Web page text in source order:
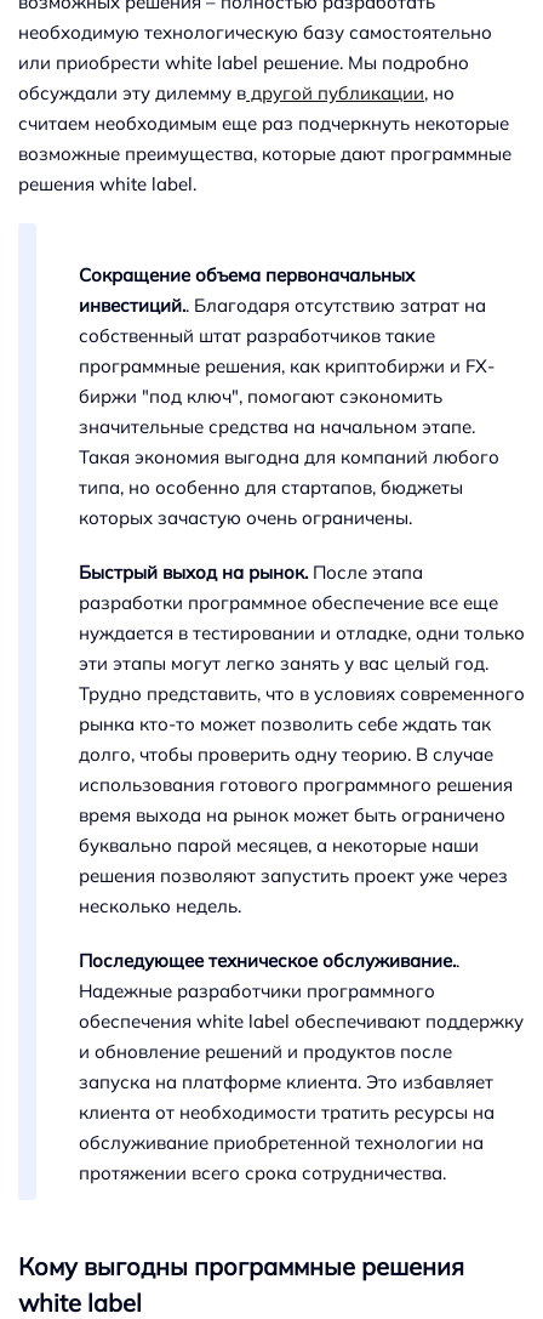
необходимую технологическую базу самостоятельно
или приобрести white label решение. Мы подробно
обсуждали эту дилемму в другой публикации, но
считаем необходимым еще раз подчеркнуть некоторые
возможные преимущества, которые дают программные
решения white label.
Сокращение объема первоначальных
инвестиций.. Благодаря отсутствию затрат на
собственный штат разработчиков такие
программные решения, как криптобиржи и FX-
биржи "под ключ", помогают сэкономить
значительные средства на начальном этапе.
Такая экономия выгодна для компаний любого
типа, но особенно для стартапов, бюджеты
которых зачастую очень ограничены.
Быстрый выход на рынок.После этапа
разработки программное обеспечение все еще
нуждается в тестировании и отладке, одни только
эти этапы могут легко занять у вас целый год.
Трудно представить, что в условиях современного
рынка кто-то может позволить себе ждать так
долго, чтобы проверить одну теорию. В случае
использования готового программного решения
время выхода на рынок может быть ограничено
буквально парой месяцев, а некоторые наши
решения позволяют запустить проект уже через
несколько недель.
Последующее техническое обслуживание..
Надежные разработчики программного
обеспечения white label обеспечивают поддержку
и обновление решений и продуктов после
запуска на платформе клиента. Это избавляет
клиента от необходимости тратить ресурсы на
обслуживание приобретенной технологии на
протяжении всего срока сотрудничества.
Кому выгодны программные решения
white label